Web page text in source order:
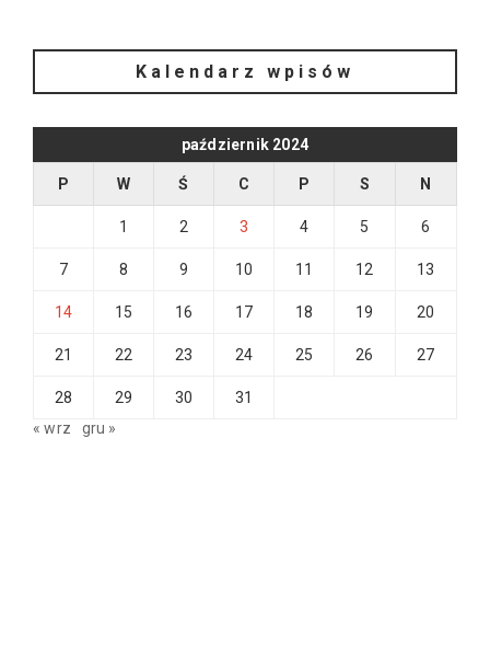
Kalendarz wpisów
październik 2024
P W Ś C P S N
1 2 3 4 5 6
7 8 9 10 11 12 13
14 15 16 17 18 19 20
21 22 23 24 25 26 27
28 29 30
31
« wrz
gru »